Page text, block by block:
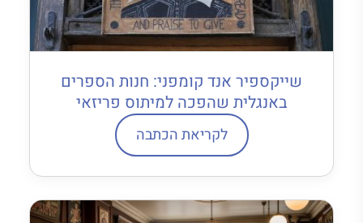
שייקספיר אנד קומפני: חנות הספרים
באנגלית שהפכה למיתוס פריזאי
לקריאת הכתבה